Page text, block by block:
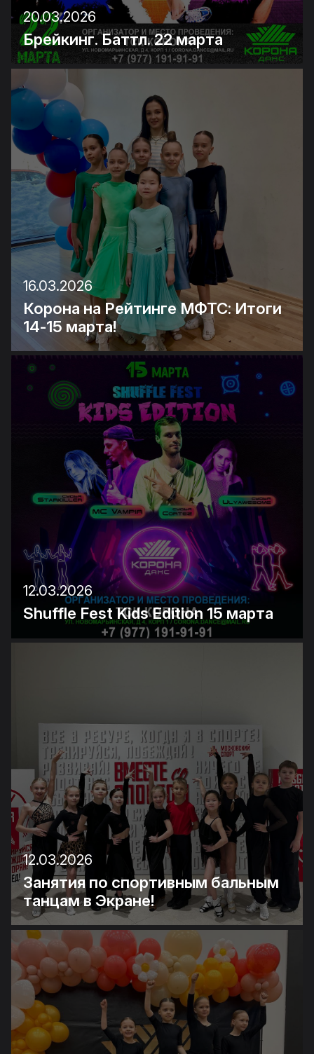
20.03.2026
Брейкинг. Баттл. 22 марта
16.03.2026
Корона на Рейтинге МФТС: Итоги
14-15 марта!
12.03.2026
Shuffle Fest Kids Edition 15 марта
12.03.2026
Занятия по спортивным бальным
танцам в Экране!